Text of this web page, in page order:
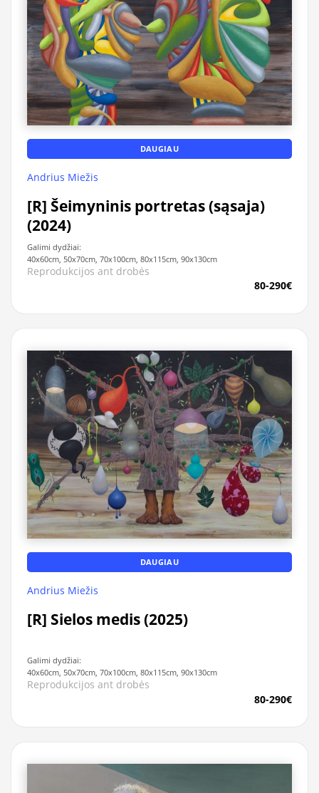
DAUGIAU
Andrius Miežis
[R] Šeimyninis portretas (sąsaja)
(2024)
Galimi dydžiai:
40x60cm, 50x70cm, 70x100cm, 80x115cm, 90x130cm
Reprodukcijos ant drobės
80-290€
DAUGIAU
Andrius Miežis
[R] Sielos medis (2025)
Galimi dydžiai:
40x60cm, 50x70cm, 70x100cm, 80x115cm, 90x130cm
Reprodukcijos ant drobės
80-290€